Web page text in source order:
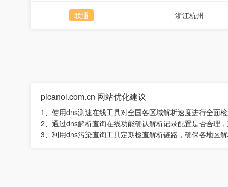
联通 浙江杭州
picanol.com.cn 网站优化建议
1、使用dns测速在线工具对全国各区域解析速度进行全面
2、通过dns解析查询在线功能确认解析记录配置是否合理
3、利用dns污染查询工具定期检查解析链路，确保各地区